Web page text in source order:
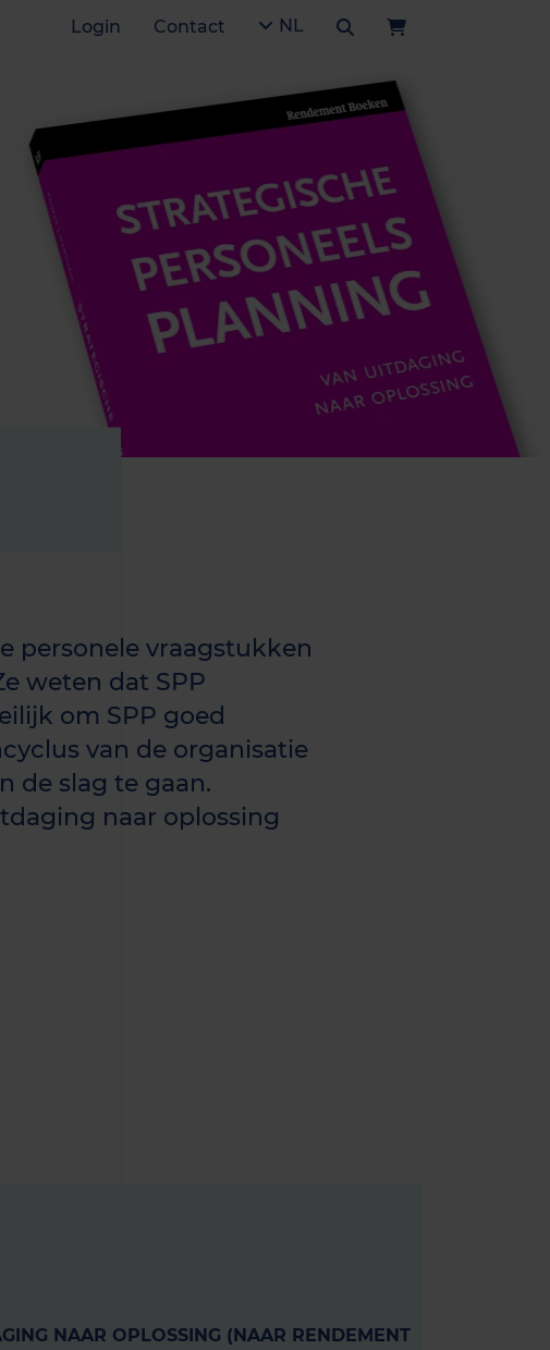
Login Contact NL
personele vraagstukken
weten dat SPP
om SPP goed
van de organisatie
de slag te gaan.
naar oplossing
NAAR OPLOSSING (NAAR RENDEMENT